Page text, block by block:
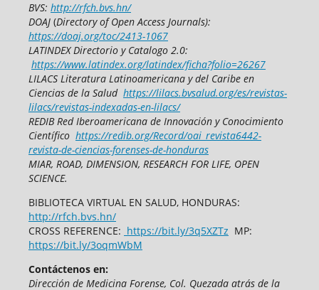
BVS: http://rfch.bvs.hn/
DOAJ(Directory of Open Access Journals):
https://doaj.org/toc/2413-1067
LATINDEX Directorio y Catalogo 2.0:
https://www.latindex.org/latindex/ficha?folio=26267
LILACS Literatura Latinoamericana y del Caribe en
Ciencias de la Salud https://lilacs.bvsalud.org/es/revistas-
lilacs/revistas-indexadas-en-lilacs/
REDIB Red Iberoamericana de Innovación y Conocimiento
Científico https://redib.org/Record/oai_revista6442-
revista-de-ciencias-forenses-de-honduras
MIAR, ROAD, DIMENSION, RESEARCH FOR LIFE, OPEN
SCIENCE.
BIBLIOTECA VIRTUAL EN SALUD, HONDURAS:
http://rfch.bvs.hn/
CROSS REFERENCE: https://bit.ly/3q5XZTz MP:
https://bit.ly/3oqmWbM
Contáctenos en:
Dirección de Medicina Forense, Col. Quezada atrás de la